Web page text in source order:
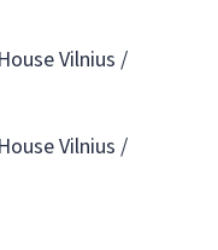
Vilnius /
Vilnius /